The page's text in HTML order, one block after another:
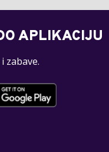
APLIKACIJU
zabave.